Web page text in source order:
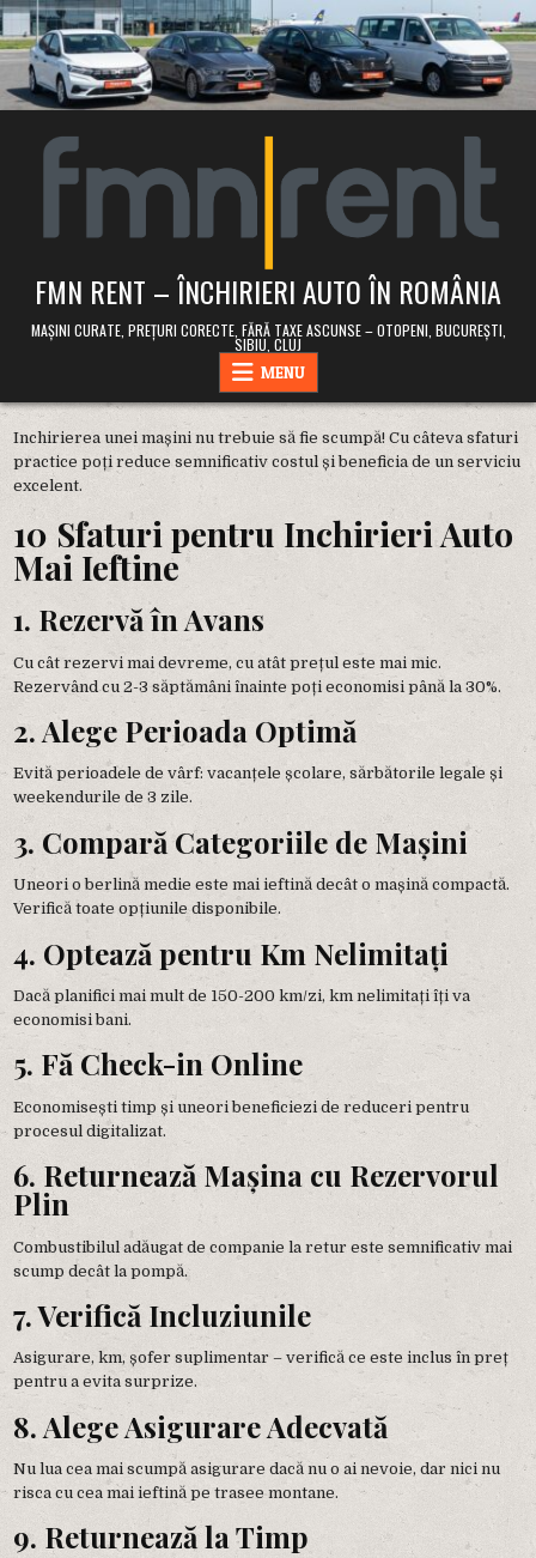
Skip
to
content
FMN RENT – ÎNCHIRIERI AUTO ÎN ROMÂNIA
MAȘINI CURATE, PREȚURI CORECTE, FĂRĂ TAXE ASCUNSE – OTOPENI, BUCUREȘTI,
SIBIU, CLUJ
MENU
Inchirierea unei mașini nu trebuie să fie scumpă! Cu câteva sfaturi
practice poți reduce semnificativ costul și beneficia de un serviciu
excelent.
10 Sfaturi pentru Inchirieri Auto
Mai Ieftine
1. Rezervă în Avans
Cu cât rezervi mai devreme, cu atât prețul este mai mic.
Rezervând cu 2-3 săptămâni înainte poți economisi până la 30%.
2. Alege Perioada Optimă
Evită perioadele de vârf: vacanțele școlare, sărbătorile legale și
weekendurile de 3 zile.
3. Compară Categoriile de Mașini
Uneori o berlină medie este mai ieftină decât o mașină compactă.
Verifică toate opțiunile disponibile.
4. Optează pentru Km Nelimitați
Dacă planifici mai mult de 150-200 km/zi, km nelimitați îți va
economisi bani.
5. Fă Check-in Online
Economisești timp și uneori beneficiezi de reduceri pentru
procesul digitalizat.
6. Returnează Mașina cu Rezervorul
Plin
Combustibilul adăugat de companie la retur este semnificativ mai
scump decât la pompă.
7. Verifică Incluziunile
Asigurare, km, șofer suplimentar – verifică ce este inclus în preț
pentru a evita surprize.
8. Alege Asigurare Adecvată
Nu lua cea mai scumpă asigurare dacă nu o ai nevoie, dar nici nu
risca cu cea mai ieftină pe trasee montane.
9. Returnează la Timp